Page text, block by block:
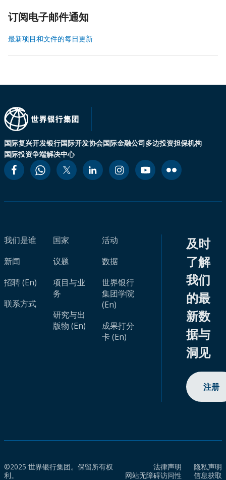
订阅电子邮件通知
最新项目和文件的每日更新
国际复兴开发银行国际开发协会国际金融公司多边投资担保机构
国际投资争端解决中心
我们是谁
新闻
招聘 (En)
联系方式
国家
议题
项目与业
务
研究与出
版物 (En)
活动
数据
世界银行
集团学院
(En)
成果打分
卡 (En)
及时
了解
我们
的最
新数
据与
洞见
注册
©2025 世界银行集团。保留所有权
利。
法律声明
隐私声明
网站无障碍访问性
信息获取